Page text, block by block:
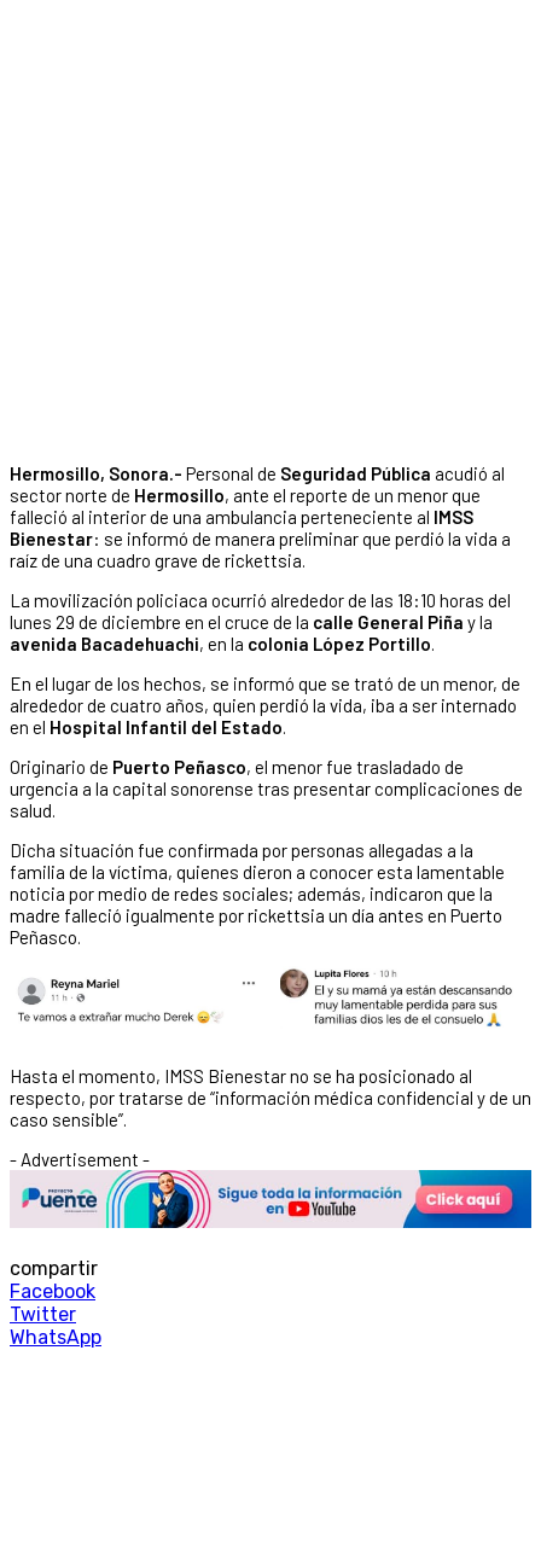
Hermosillo, Sonora.- Personal de Seguridad Pública acudió al
sector norte de Hermosillo, ante el reporte de un menor que
falleció al interior de una ambulancia perteneciente al IMSS
Bienestar: se informó de manera preliminar que perdió la vida a
raíz de una cuadro grave de rickettsia.
La movilización policiaca ocurrió alrededor de las 18:10 horas del
lunes 29 de diciembre en el cruce de la calle General Piña y la
avenida Bacadehuachi, en la colonia López Portillo.
En el lugar de los hechos, se informó que se trató de un menor, de
alrededor de cuatro años, quien perdió la vida, iba a ser internado
en el Hospital Infantil del Estado.
Originario de Puerto Peñasco, el menor fue trasladado de
urgencia a la capital sonorense tras presentar complicaciones de
salud.
Dicha situación fue confirmada por personas allegadas a la
familia de la víctima, quienes dieron a conocer esta lamentable
noticia por medio de redes sociales; además, indicaron que la
madre falleció igualmente por rickettsia un día antes en Puerto
Peñasco.
Hasta el momento, IMSS Bienestar no se ha posicionado al
respecto, por tratarse de “información médica confidencial y de un
caso sensible”.
- Advertisement -
compartir
Facebook
Twitter
WhatsApp